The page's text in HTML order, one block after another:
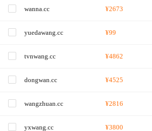
wanna.cc ¥2673
yuedawang.cc ¥99
tvnwang.cc ¥4862
dongwan.cc ¥4525
wangzhuan.cc ¥2816
yxwang.cc ¥3800